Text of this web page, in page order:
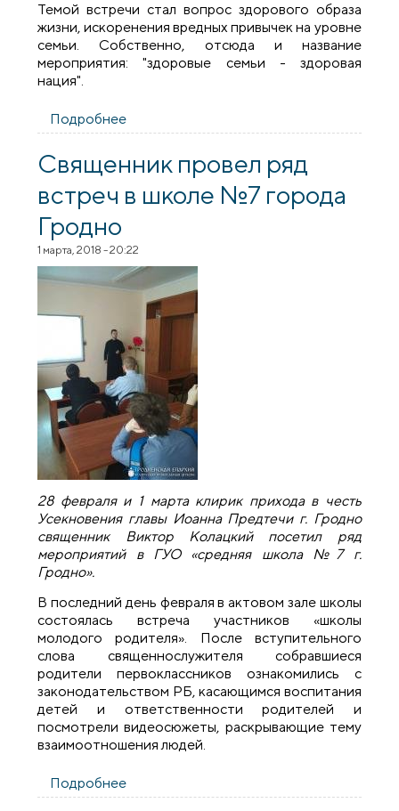
Темой встречи стал вопрос здорового образа
жизни, искоренения вредных привычек на уровне
семьи. Собственно, отсюда и название
мероприятия: "здоровые семьи - здоровая
нация".
Подробнее
общешкольном родительском собрании
Священник провел ряд
встреч в школе №7 города
Гродно
1 марта, 2018 - 20:22
28 февраля и 1 марта клирик прихода в честь
Усекновения главы Иоанна Предтечи г. Гродно
священник Виктор Колацкий посетил ряд
мероприятий в ГУО «средняя школа №7 г.
Гродно».
В последний день февраля в актовом зале школы
состоялась встреча участников «школы
молодого родителя». После вступительного
слова священнослужителя собравшиеся
родители первоклассников ознакомились с
законодательством РБ, касающимся воспитания
детей и ответственности родителей и
посмотрели видеосюжеты, раскрывающие тему
взаимоотношения людей.
Подробнее
№7 города Гродно